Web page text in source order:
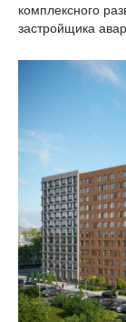
комплексного
застройщика